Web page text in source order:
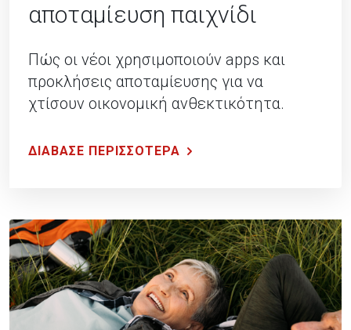
αποταμίευση παιχνίδι
Πώς οι νέοι χρησιμοποιούν apps και
προκλήσεις αποταμίευσης για να
χτίσουν οικονομική ανθεκτικότητα.
ΔΙΑΒΑΣΕ ΠΕΡΙΣΣΟΤΕΡΑ